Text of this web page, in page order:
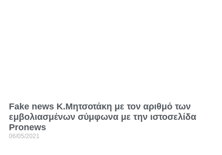
Fake news Κ.Μητσοτάκη με τον αριθμό των
εμβολιασμένων σύμφωνα με την ιστοσελίδα
Pronews
06/05/2021